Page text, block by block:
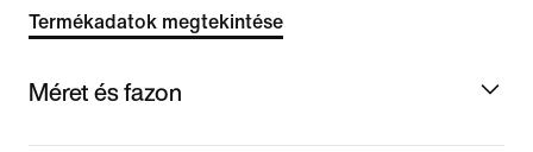
Termékadatok megtekintése
Méret és fazon